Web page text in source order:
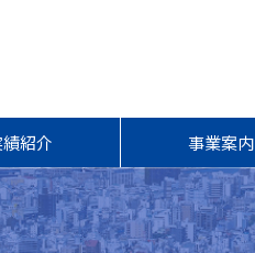
紹介 事業案内